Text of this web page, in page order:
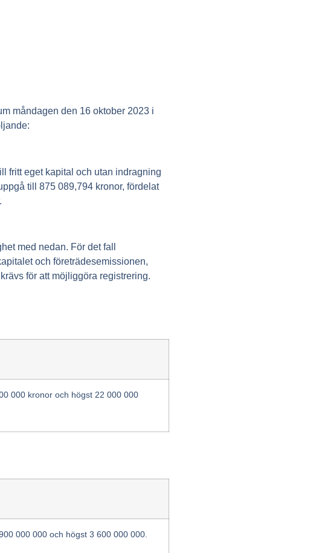
måndagen den 16 oktober 2023 i
fritt eget kapital och utan indragning
till 875 089,794 kronor, fördelat
med nedan. För det fall
och företrädesemissionen,
för att möjliggöra registrering.
000 kronor och högst 22 000 000
000 000 och högst 3 600 000 000.